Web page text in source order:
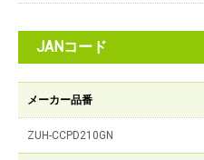
JANコード
メーカー品番
ZUH-CCPD210GN